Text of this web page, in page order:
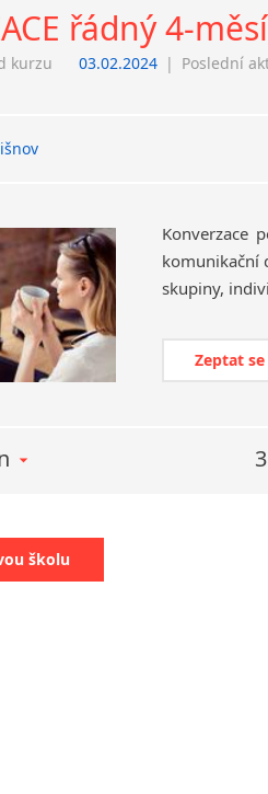
řádný 4-
kurzu 03.02.2024 | Poslední
Konverzace
komunikační
Zeptat
školu